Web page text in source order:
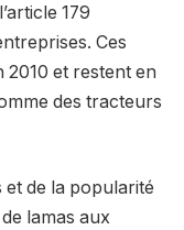
179
Ces
2010 et restent en
des tracteurs
et de la popularité
lamas aux